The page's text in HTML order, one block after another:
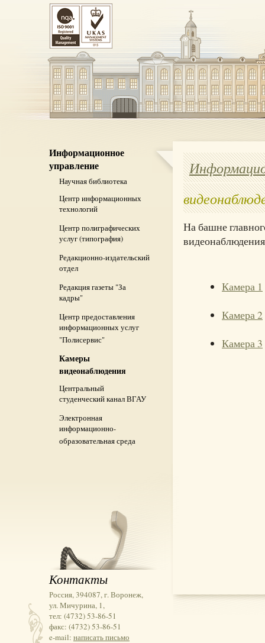
Информационное
управление
Научная библиотека
Центр информационных
технологий
Центр полиграфических
услуг (типография)
Редакционно-издательский
отдел
Редакция газеты "За
кадры"
Центр предоставления
информационных услуг
"Полисервис"
Камеры
видеонаблюдения
Центральный
студенческий канал ВГАУ
Электронная
информационно-
образовательная среда
На башне
Камера 1
Камера 2
Камера 3
Контакты
Россия, 394087, г. Воронеж,
ул. Мичурина, 1,
тел: (4732) 53-86-51
факс: (4732) 53-86-51
e-mail: написать письмо